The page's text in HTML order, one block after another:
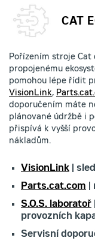
CAT
Pořízením stroje Cat
propojenému
pomohou lépe řídit
VisionLink,
doporučením máte
plánované údržbě i
přispívá k vyšší
nákladům.
VisionLink |
Parts.cat.com |
S.O.S. laboratoř
provozních
Servisní